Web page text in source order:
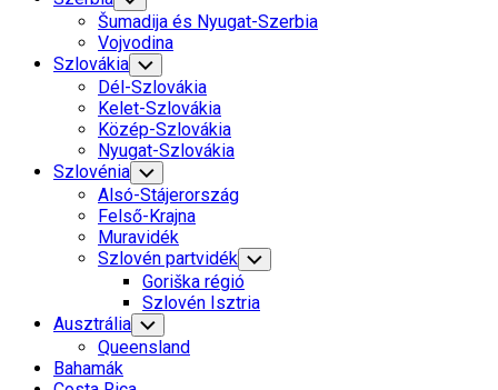
Child
Menu
Šumadija és Nyugat-Szerbia
Vojvodina
Szlovákia Toggle
Child
Menu
Dél-Szlovákia
Kelet-Szlovákia
Közép-Szlovákia
Nyugat-Szlovákia
Szlovénia Toggle
Child
Menu
Alsó-Stájerország
Felső-Krajna
Muravidék
Szlovén partvidék Toggle
Child
Menu
Goriška régió
Szlovén Isztria
Ausztrália Toggle
Child
Menu
Queensland
Bahamák